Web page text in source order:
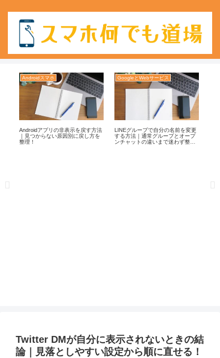
Androidスマホ
Androidアプリの非表示を戻す方法
｜見つからない原因別に戻し方を
整理！
GoogleとWebサービス
LINEグループで自分の名前を変更
する方法｜通常グループとオープ
ンチャットの違いまで迷わず整
Twitter DMが自分に表示されないときの結
論｜見落としやすい設定から順に直せる！